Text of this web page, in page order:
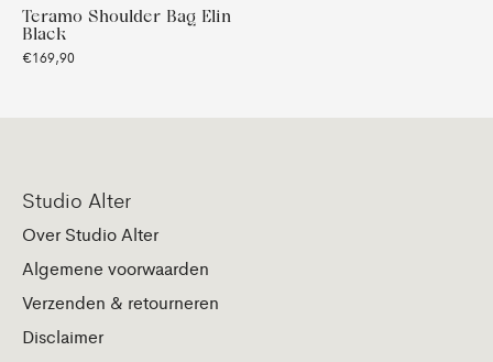
Teramo Shoulder Bag Elin
Black
€169,90
Studio Alter
Over Studio Alter
Algemene voorwaarden
Verzenden & retourneren
Disclaimer